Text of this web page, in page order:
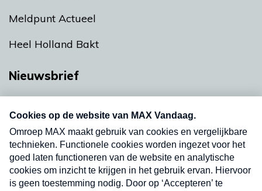
Meldpunt Actueel
Heel Holland Bakt
Nieuwsbrief
nieuwsbrief. Elke vrijdag- en dinsdagochtend in
uw mailbox.
Verzend